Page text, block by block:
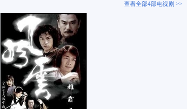
查看全部4部电视剧 >>